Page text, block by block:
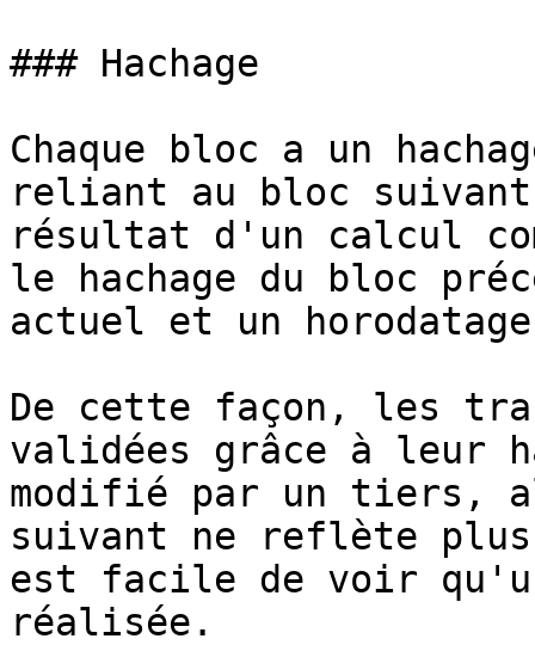
### Hachage
Chaque bloc a un
reliant au bloc
résultat d'un calcul
le hachage du bloc
actuel et un
De cette façon, les
validées grâce à leur
modifié par un tiers,
suivant ne reflète
est facile de voir
réalisée.